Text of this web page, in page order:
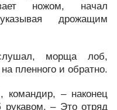
ножом, начал
дрожащим
морща лоб,
пленного и обратно.
командир, – наконец
рукавом. – Это отряд